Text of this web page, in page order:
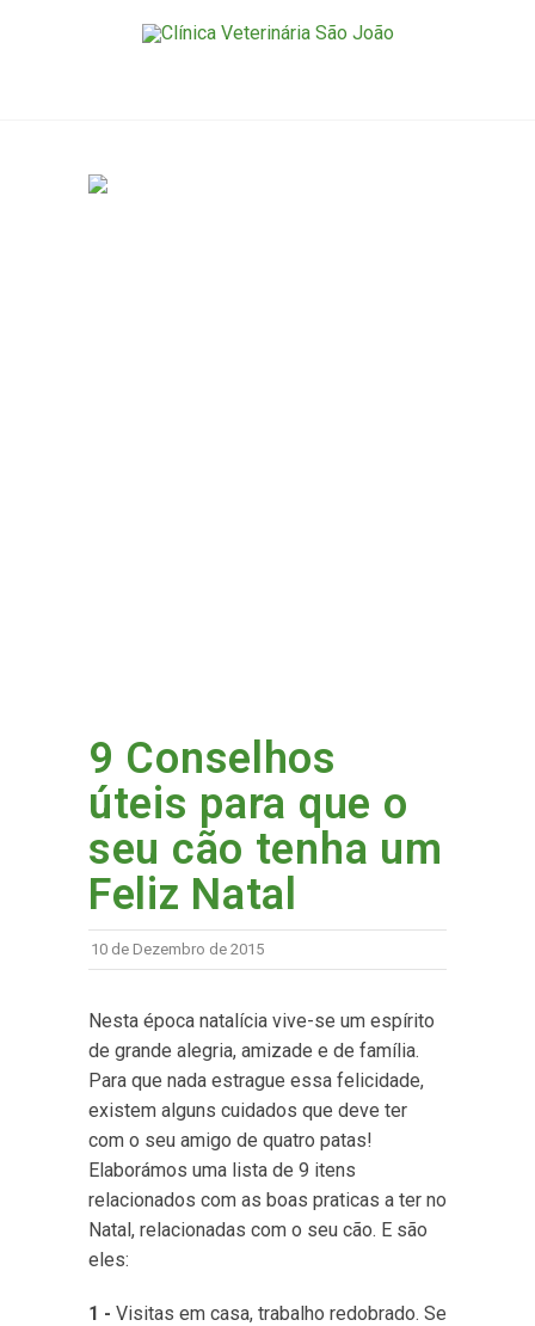
9 Conselhos
úteis para que o
seu cão tenha um
Feliz Natal
10 de Dezembro de 2015
Nesta época natalícia vive-se um espírito
de grande alegria, amizade e de família.
Para que nada estrague essa felicidade,
existem alguns cuidados que deve ter
com o seu amigo de quatro patas!
Elaborámos uma lista de 9 itens
relacionados com as boas praticas a ter no
Natal, relacionadas com o seu cão. E são
eles:
1 - Visitas em casa, trabalho redobrado. Se